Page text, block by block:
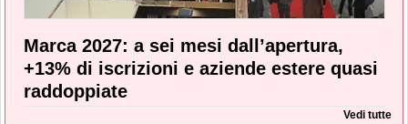
Marca 2027: a sei mesi dall’apertura,
+13% di iscrizioni e aziende estere quasi
raddoppiate
Vedi tutte